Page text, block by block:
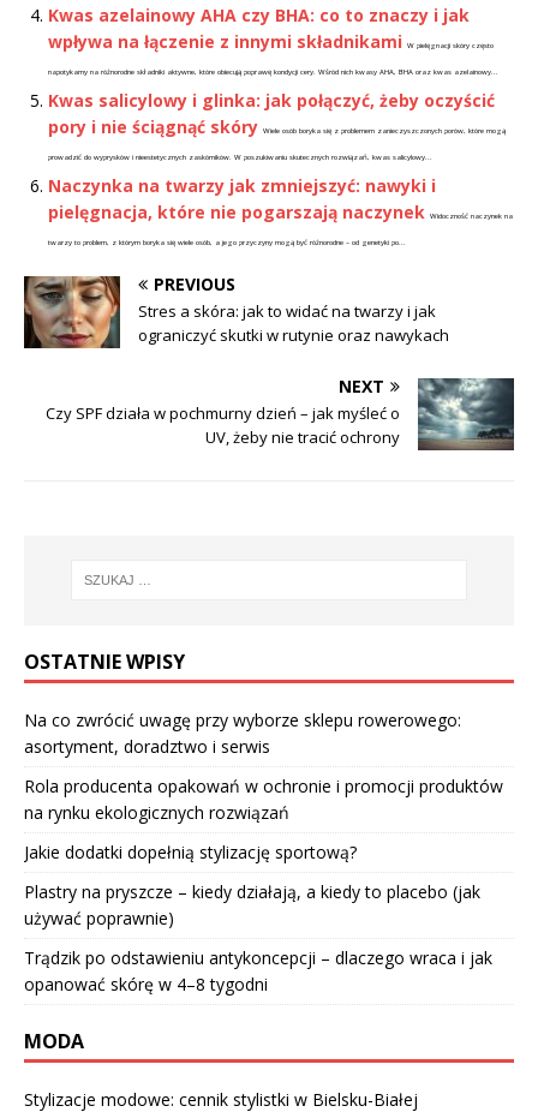
Kwas azelainowy AHA czy BHA: co to znaczy i jak
wpływa na łączenie z innymi składnikami
W pielęgnacji skóry często
napotykamy na różnorodne składniki aktywne, które obiecują poprawę kondycji cery. Wśród nich kwasy AHA, BHA oraz kwas azelainowy...
Kwas salicylowy i glinka: jak połączyć, żeby oczyścić
pory i nie ściągnąć skóry Wiele osób boryka się z problemem zanieczyszczonych porów, które mogą
prowadzić do wyprysków i nieestetycznych zaskórników. W poszukiwaniu skutecznych rozwiązań, kwas salicylowy...
Naczynka na twarzy jak zmniejszyć: nawyki i
pielęgnacja, które nie pogarszają naczynek Widoczność naczynek na
twarzy to problem, z którym boryka się wiele osób, a jego przyczyny mogą być różnorodne – od genetyki po...
PREVIOUS
Stres a skóra: jak to widać na twarzy i jak
ograniczyć skutki w rutynie oraz nawykach
NEXT
Czy SPF działa w pochmurny dzień – jak myśleć o
UV, żeby nie tracić ochrony
OSTATNIE WPISY
Na co zwrócić uwagę przy wyborze sklepu rowerowego:
asortyment, doradztwo i serwis
Rola producenta opakowań w ochronie i promocji produktów
na rynku ekologicznych rozwiązań
Jakie dodatki dopełnią stylizację sportową?
Plastry na pryszcze – kiedy działają, a kiedy to placebo (jak
używać poprawnie)
Trądzik po odstawieniu antykoncepcji – dlaczego wraca i jak
opanować skórę w 4–8 tygodni
MODA
Stylizacje modowe: cennik stylistki w Bielsku-Białej